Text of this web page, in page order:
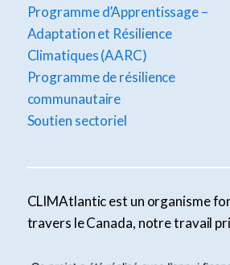
Programme d’Apprentissage –
Adaptation et Résilience
Climatiques (AARC)
Programme de résilience
communautaire
Soutien sectoriel
CLIMAtlantic est un organisme
travers le Canada, notre travail